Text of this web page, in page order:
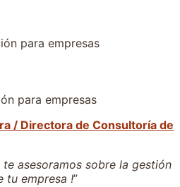
/ Directora de Consultoría de
asesoramos sobre la gestión
tu empresa !”